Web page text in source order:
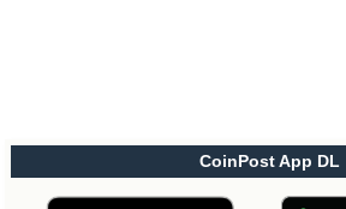
CoinPost App DL